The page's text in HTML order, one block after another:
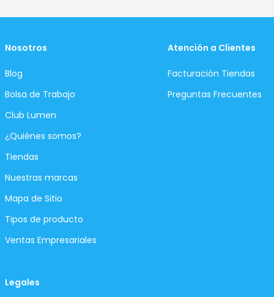
Nosotros
Blog
Bolsa de Trabajo
Club Lumen
¿Quiénes somos?
Tiendas
Nuestras marcas
Mapa de Sitio
Tipos de producto
Ventas Empresariales
Atención a Clientes
Facturación Tiendas
Preguntas Frecuentes
Legales